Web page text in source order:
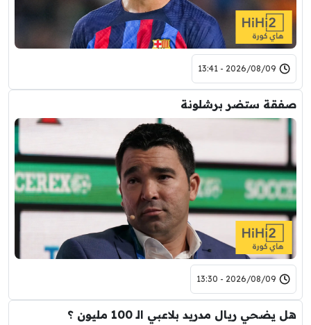
2026/08/09 - 13:41
صفقة ستضر برشلونة
2026/08/09 - 13:30
هل يضحي ريال مدريد بلاعبي الـ 100 مليون ؟